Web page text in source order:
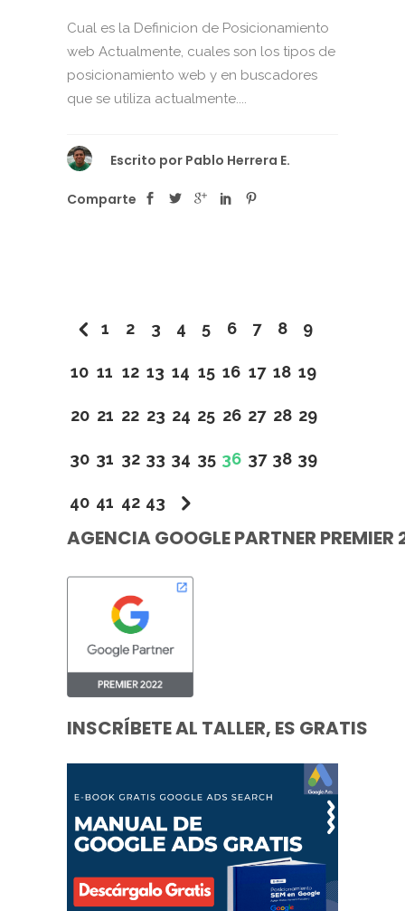
Cual es la Definicion de Posicionamiento
web Actualmente, cuales son los tipos de
posicionamiento web y en buscadores
que se utiliza actualmente....
Escrito por Pablo Herrera E.
Comparte
1 2 3 4 5 6 7 8 9
10 11 12 13 14 15 16 17 18 19
20 21 22 23 24 25 26 27 28 29
30 31 32 33 34 35 36 37 38 39
40 41 42 43
AGENCIA GOOGLE PARTNER PREMIER
INSCRÍBETE AL TALLER, ES GRATIS